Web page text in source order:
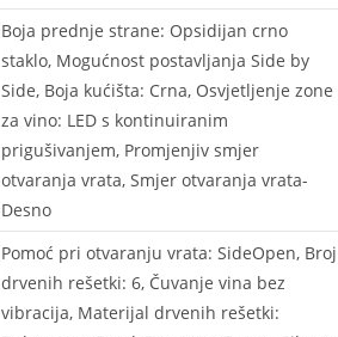
Boja prednje strane: Opsidijan crno
staklo, Mogućnost postavljanja Side by
Side, Boja kućišta: Crna, Osvjetljenje zone
za vino: LED s kontinuiranim
prigušivanjem, Promjenjiv smjer
otvaranja vrata, Smjer otvaranja vrata-
Desno
Pomoć pri otvaranju vrata: SideOpen, Broj
drvenih rešetki: 6, Čuvanje vina bez
vibracija, Materijal drvenih rešetki: